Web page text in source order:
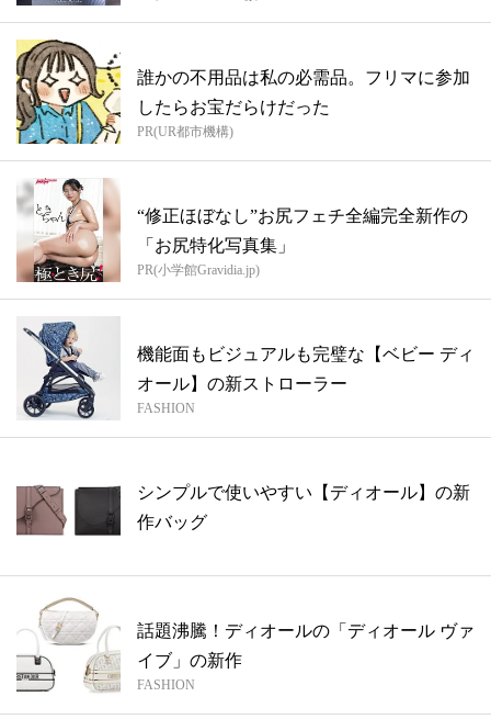
誰かの不用品は私の必需品。フリマに参加
したらお宝だらけだった
PR(UR都市機構)
“修正ほぼなし”お尻フェチ全編完全新作の
「お尻特化写真集」
PR(小学館Gravidia.jp)
機能面もビジュアルも完璧な【ベビー ディ
オール】の新ストローラー
FASHION
シンプルで使いやすい【ディオール】の新
作バッグ
話題沸騰！ディオールの「ディオール ヴァ
イブ」の新作
FASHION